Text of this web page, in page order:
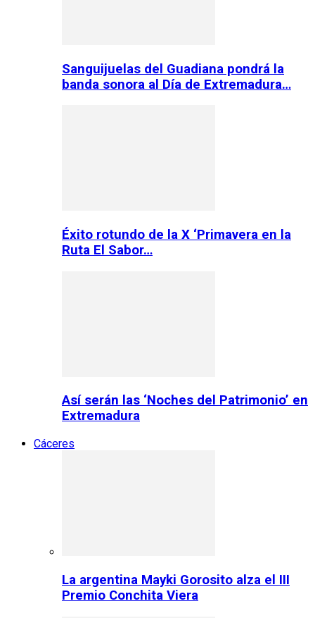
Sanguijuelas del Guadiana pondrá la
banda sonora al Día de Extremadura…
Éxito rotundo de la X ‘Primavera en la
Ruta El Sabor…
Así serán las ‘Noches del Patrimonio’ en
Extremadura
Cáceres
La argentina Mayki Gorosito alza el III
Premio Conchita Viera